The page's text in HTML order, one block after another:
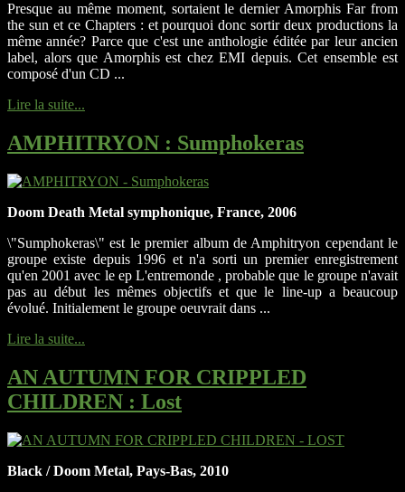
Presque au même moment, sortaient le dernier Amorphis Far from
the sun et ce Chapters : et pourquoi donc sortir deux productions la
même année? Parce que c'est une anthologie éditée par leur ancien
label, alors que Amorphis est chez EMI depuis. Cet ensemble est
composé d'un CD ...
Lire la suite...
AMPHITRYON : Sumphokeras
Doom Death Metal symphonique, France, 2006
\"Sumphokeras\" est le premier album de Amphitryon cependant le
groupe existe depuis 1996 et n'a sorti un premier enregistrement
qu'en 2001 avec le ep L'entremonde , probable que le groupe n'avait
pas au début les mêmes objectifs et que le line-up a beaucoup
évolué. Initialement le groupe oeuvrait dans ...
Lire la suite...
AN AUTUMN FOR CRIPPLED
CHILDREN : Lost
Black / Doom Metal, Pays-Bas, 2010